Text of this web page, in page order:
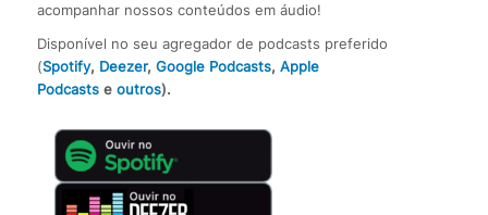
acompanhar nossos conteúdos em áudio!
Disponível no seu agregador de podcasts preferido
(Spotify, Deezer, Google Podcasts, Apple
Podcastse outros).